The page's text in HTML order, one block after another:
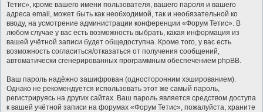
Тетис», кроме вашего имени пользователя, вашего пароля и вашего
адреса email, может быть как необходимой, так и необязательной ко
вводу, на усмотрение администрации конференции «Форум Тетис». В
любом случае у вас есть возможность выбрать, какая информация из
вашей учётной записи будет общедоступна. Кроме того, у вас есть
возможность согласиться/отказаться от получения сообщений,
автоматически сгенерированных программным обеспечением phpBB.
Ваш пароль надёжно зашифрован (односторонним хэшированием).
Однако не рекомендуется использовать этот же самый пароль,
регистрируясь на других сайтах. Ваш пароль является средством доступа
к вашей учётной записи на форумах «Форум Тетис», пожалуйста, храните